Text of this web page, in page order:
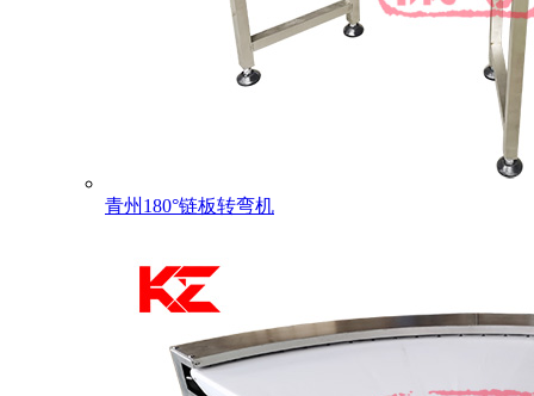
青州180°链板转弯机